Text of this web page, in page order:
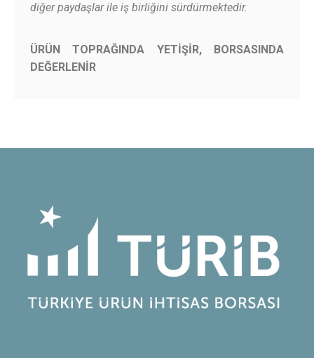
diğer paydaşlar ile iş birliğini sürdürmektedir.
ÜRÜN TOPRAĞINDA YETİŞİR, BORSASINDA
DEĞERLENİR